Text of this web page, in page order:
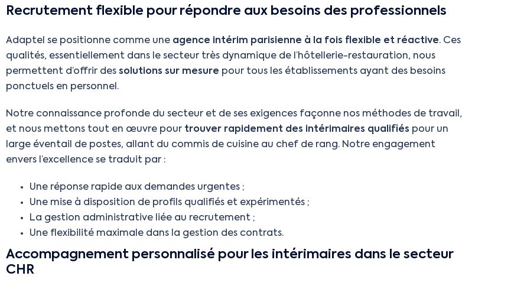
Recrutement flexible pour répondre aux besoins des professionnels
Adaptel se positionne comme une agence intérim parisienne à la fois flexible et réactive. Ces
qualités, essentiellement dans le secteur très dynamique de l’hôtellerie-restauration, nous
permettent d’offrir des solutions sur mesure pour tous les établissements ayant des besoins
ponctuels en personnel.
Notre connaissance profonde du secteur et de ses exigences façonne nos méthodes de travail,
et nous mettons tout en œuvre pour trouver rapidement des intérimaires qualifiés pour un
large éventail de postes, allant du commis de cuisine au chef de rang. Notre engagement
envers l’excellence se traduit par :
Une réponse rapide aux demandes urgentes ;
Une mise à disposition de profils qualifiés et expérimentés ;
La gestion administrative liée au recrutement ;
Une flexibilité maximale dans la gestion des contrats.
Accompagnement personnalisé pour les intérimaires dans le secteur
CHR